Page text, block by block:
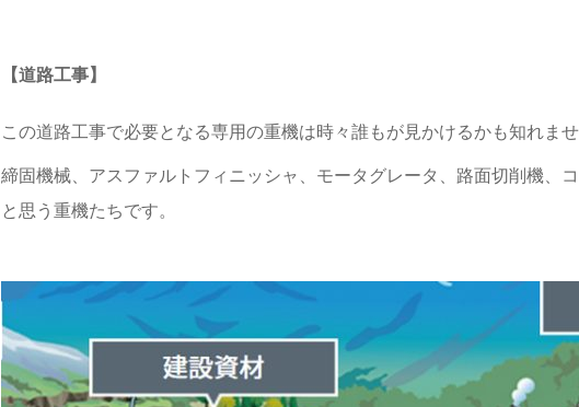
【道路工事】
この道路工事で必要となる専用の重機は時々誰もが見かけるかも知れませ
締固機械、アスファルトフィニッシャ、モータグレータ、路面切削機、
と思う重機たちです。